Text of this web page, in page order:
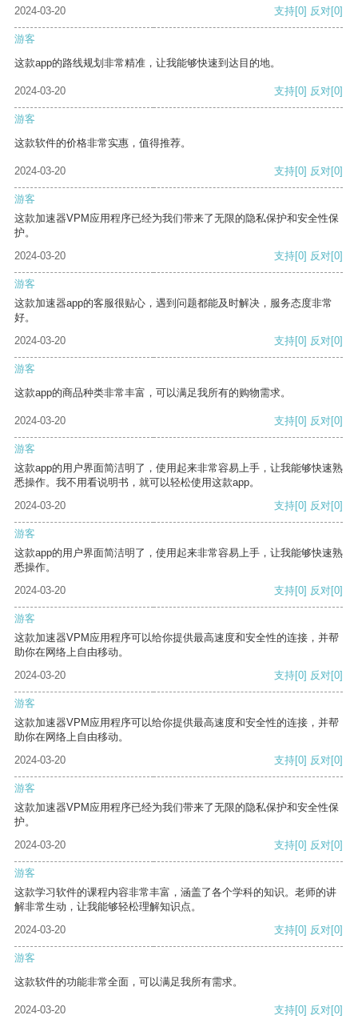
2024-03-20 支持[0] 反对[0]
游客
这款app的路线规划非常精准，让我能够快速到达目的地。
2024-03-20 支持[0] 反对[0]
游客
这款软件的价格非常实惠，值得推荐。
2024-03-20 支持[0] 反对[0]
游客
这款加速器VPM应用程序已经为我们带来了无限的隐私保护和安全性保
护。
2024-03-20
支持[0] 反对[0]
游客
这款加速器app的客服很贴心，遇到问题都能及时解决，服务态度非常
好。
2024-03-20
支持[0] 反对[0]
游客
这款app的商品种类非常丰富，可以满足我所有的购物需求。
2024-03-20 支持[0] 反对[0]
游客
这款app的用户界面简洁明了，使用起来非常容易上手，让我能够快速熟
悉操作。我不用看说明书，就可以轻松使用这款app。
2024-03-20
支持[0] 反对[0]
游客
这款app的用户界面简洁明了，使用起来非常容易上手，让我能够快速熟
悉操作。
2024-03-20
支持[0] 反对[0]
游客
这款加速器VPM应用程序可以给你提供最高速度和安全性的连接，并帮
助你在网络上自由移动。
2024-03-20
支持[0] 反对[0]
游客
这款加速器VPM应用程序可以给你提供最高速度和安全性的连接，并帮
助你在网络上自由移动。
2024-03-20
支持[0] 反对[0]
游客
这款加速器VPM应用程序已经为我们带来了无限的隐私保护和安全性保
护。
2024-03-20
支持[0] 反对[0]
游客
这款学习软件的课程内容非常丰富，涵盖了各个学科的知识。老师的讲
解非常生动，让我能够轻松理解知识点。
2024-03-20
支持[0] 反对[0]
游客
这款软件的功能非常全面，可以满足我所有需求。
2024-03-20 支持[0] 反对[0]